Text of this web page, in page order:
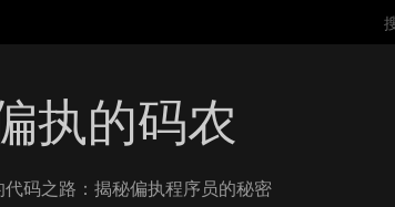
搜
执的码农
代码之路：揭秘偏执程序员的秘密